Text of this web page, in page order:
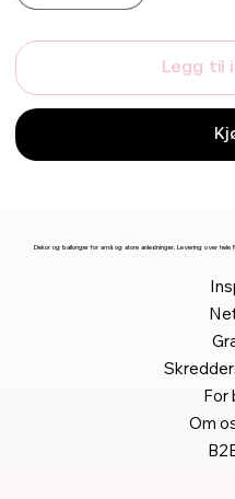
Legg til
Dekor og ballonger for små og store anledninger. Levering over hele
For
Om